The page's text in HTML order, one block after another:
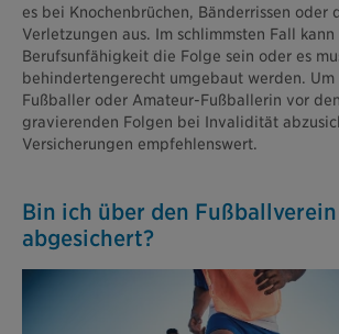
es bei Knochenbrüchen, Bänderrissen oder
Verletzungen aus. Im schlimmsten Fall kann
Berufsunfähigkeit die Folge sein oder es
behindertengerecht umgebaut werden. Um
Fußballer oder Amateur-Fußballerin vor
gravierenden Folgen bei Invalidität
Versicherungen empfehlenswert.
Bin ich über den Fußballverein
abgesichert?